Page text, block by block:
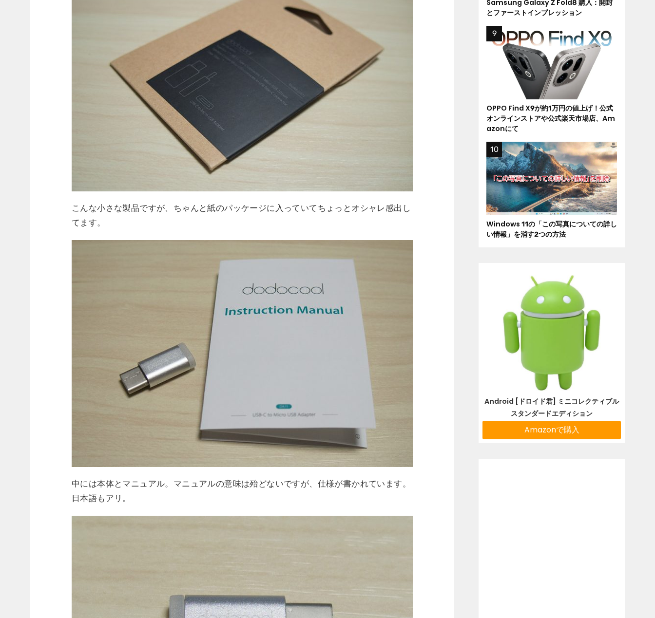
こんな小さな製品ですが、ちゃんと紙のパッケージに入っていてちょっとオシャレ感出し
てます。
中には本体とマニュアル。マニュアルの意味は殆どないですが、仕様が書かれています。
日本語もアリ。
Samsung Galaxy Z Fold8 購入：開封
とファーストインプレッション
OPPO Find X9が約1万円の値上げ！公式
オンラインストアや公式楽天市場店、Am
azonにて
Windows 11の「この写真についての詳し
い情報」を消す2つの方法
Android [ドロイド君] ミニコレクティブル
スタンダードエディション
Amazonで購入